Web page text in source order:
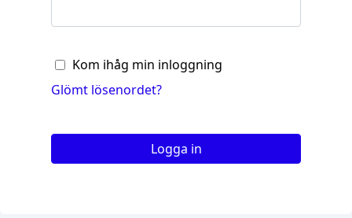
Kom ihåg min inloggning
Glömt lösenordet?